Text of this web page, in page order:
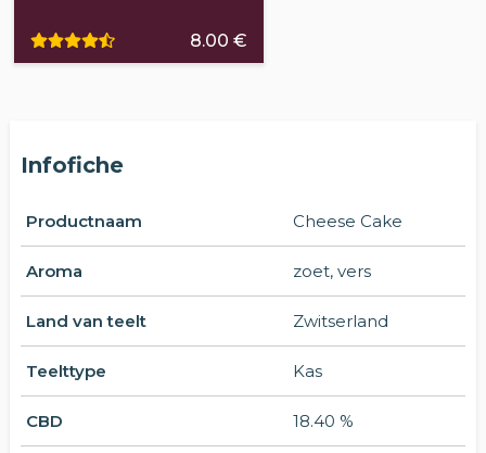
8.00 €
Infofiche
Productnaam Cheese Cake
Aroma zoet, vers
Land van teelt Zwitserland
Teelttype Kas
CBD 18.40 %